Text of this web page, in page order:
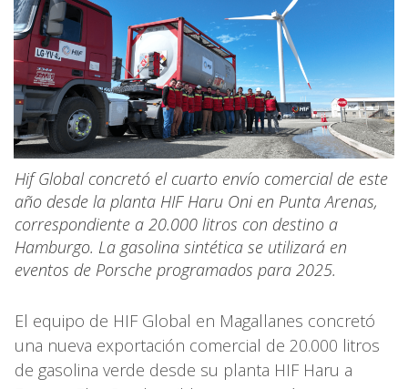
Hif Global concretó el cuarto envío comercial de este
año desde la planta HIF Haru Oni en Punta Arenas,
correspondiente a 20.000 litros con destino a
Hamburgo. La gasolina sintética se utilizará en
eventos de Porsche programados para 2025.
El equipo de HIF Global en Magallanes concretó
una nueva exportación comercial de 20.000 litros
de gasolina verde desde su planta HIF Haru a